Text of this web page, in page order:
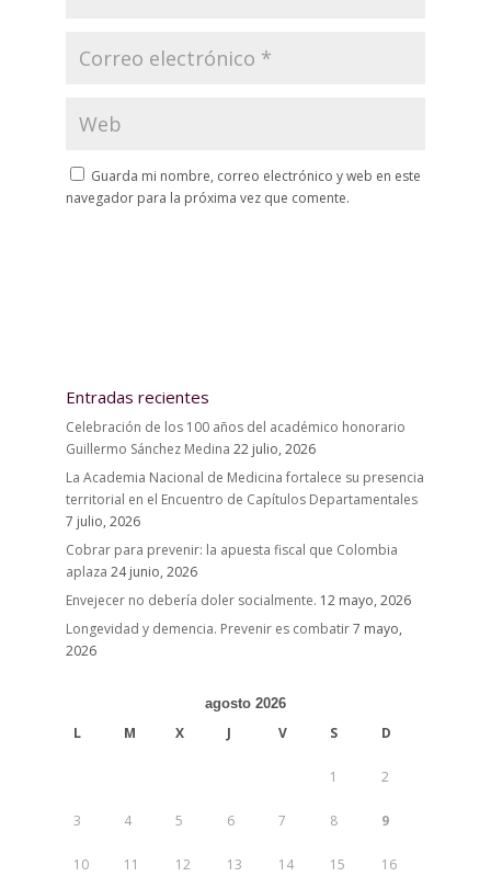
Guarda mi nombre, correo electrónico y web en este
navegador para la próxima vez que comente.
Entradas recientes
Celebración de los 100 años del académico honorario
Guillermo Sánchez Medina 22 julio, 2026
La Academia Nacional de Medicina fortalece su presencia
territorial en el Encuentro de Capítulos Departamentales
7 julio, 2026
Cobrar para prevenir: la apuesta fiscal que Colombia
aplaza 24 junio, 2026
Envejecer no debería doler socialmente. 12 mayo, 2026
Longevidad y demencia. Prevenir es combatir7 mayo,
2026
agosto 2026
L M X J V S D
1 2
3 4 5 6 7 8 9
10 11 12 13 14 15 16